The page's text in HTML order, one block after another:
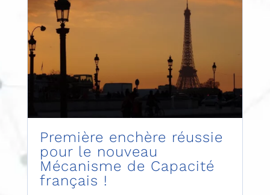
Première enchère réussie
pour le nouveau
Mécanisme de Capacité
français !